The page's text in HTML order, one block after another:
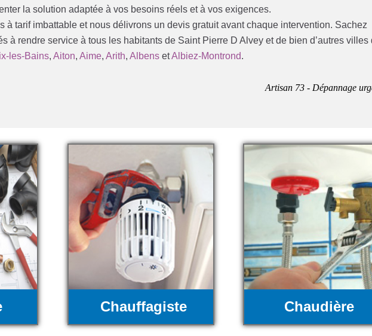
la solution adaptée à vos besoins réels et à vos exigences.
à tarif imbattable et nous délivrons un devis gratuit avant chaque intervention. Sachez
à rendre service à tous les habitants de Saint Pierre D Alvey et de bien d’autres villes
les-Bains,Aiton,Aime,Arith,Albens etAlbiez-Montrond.
Artisan 73 - Dépannage
Chauffagiste Chaudière